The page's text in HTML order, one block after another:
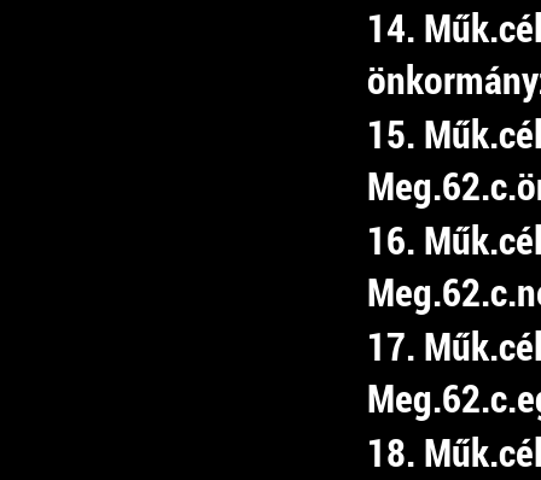
14.
15.
16.
17.
18.